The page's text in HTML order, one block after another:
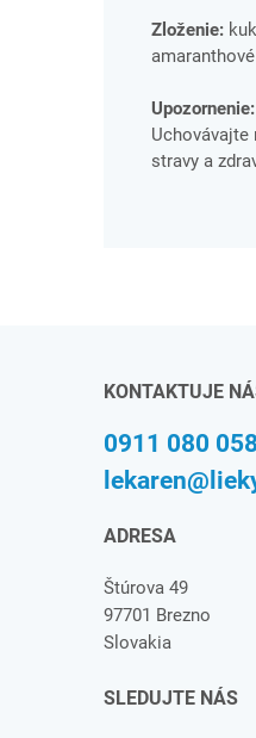
Zloženie:
Upozornenie:
Uchovávajte
stravy a
KONTAKTUJE
0911 080 058
ADRESA
Štúrova 49
97701 Brezno
Slovakia
SLEDUJTE NÁS